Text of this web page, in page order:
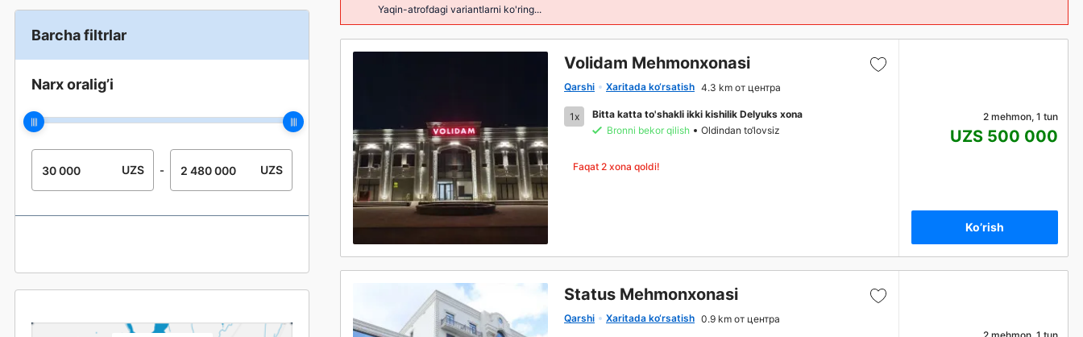
Barcha filtrlar
Narx oralig’i
UZS - UZS
Yaqin-atrofdagi variantlarni ko'ring...
Volidam Мehmonxonasi
Qarshi Xaritada ko‘rsatish 4.3 km от центра
1x
Bitta katta to'shakli ikki kishilik Delyuks xona
Bronni bekor qilish
Oldindan to‘lovsiz
Faqat 2 xona qoldi!
2 mehmon, 1 tun
UZS 500 000
Ko’rish
Status Mehmonxonasi
Qarshi Xaritada ko‘rsatish 0.9 km от центра